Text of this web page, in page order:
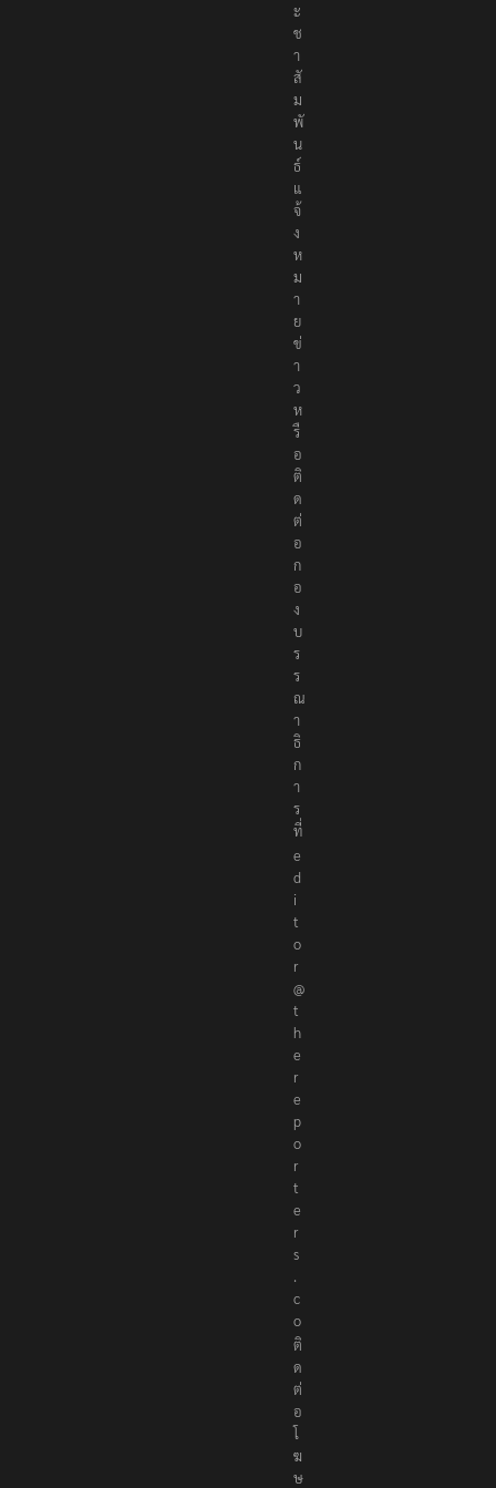
ะ
ช
า
สั
ม
พั
น
ธ์
แ
จ้
ง
ห
ม
า
ย
ข่
า
ว
ห
รื
อ
ติ
ด
ต่
อ
ก
อ
ง
บ
ร
ร
ณ
า
ธิ
ก
า
ร
ที่
e
d
i
t
o
r
@
t
h
e
r
e
p
o
r
t
e
r
s
.
c
o
ติ
ด
ต่
อ
โ
ฆ
ษ